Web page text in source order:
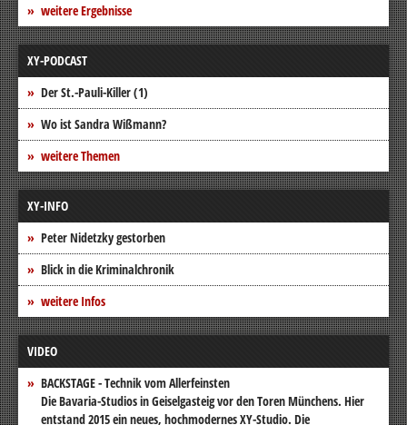
weitere Ergebnisse
XY-PODCAST
Der St.-Pauli-Killer (1)
Wo ist Sandra Wißmann?
weitere Themen
XY-INFO
Peter Nidetzky gestorben
Blick in die Kriminalchronik
weitere Infos
VIDEO
BACKSTAGE - Technik vom Allerfeinsten
Die Bavaria-Studios in Geiselgasteig vor den Toren Münchens. Hier
entstand 2015 ein neues, hochmodernes XY-Studio. Die